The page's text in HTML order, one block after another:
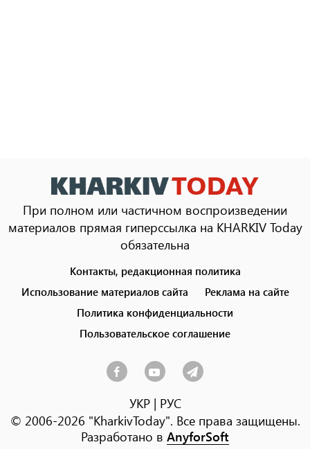
При полном или частичном воспроизведении
материалов прямая гиперссылка на KHARKIV Today
обязательна
menu
Контакты, редакционная политика
Использование материалов сайта
Реклама на сайте
Политика конфиденциальности
Пользовательское соглашение
УКР| РУС
© 2006-2026 "KharkivToday". Все права защищены.
Разработано в AnyforSoft